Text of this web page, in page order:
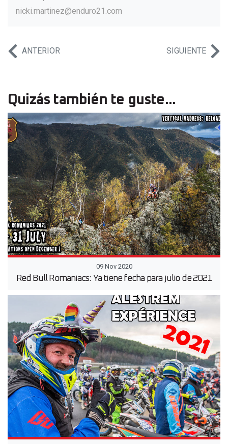
nicki.martinez@enduro21.com
ANTERIOR SIGUIENTE
Quizás también te guste...
09 Nov 2020
Red Bull Romaniacs: Ya tiene fecha para julio de 2021